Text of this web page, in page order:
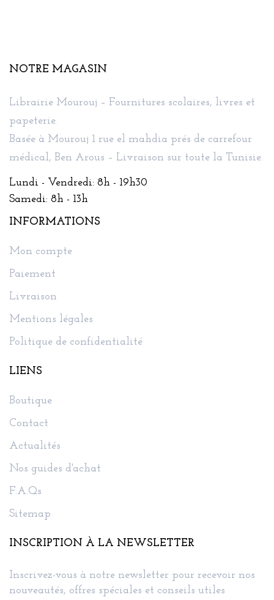
NOTRE MAGASIN
Librairie Mourouj – Fournitures scolaires, livres et
papeterie.
Basée à Mourouj 1 rue el mahdia prés de carrefour
médical, Ben Arous – Livraison sur toute la Tunisie.
Lundi - Vendredi: 8h - 19h30
Samedi: 8h - 13h
INFORMATIONS
Mon compte
Paiement
Livraison
Mentions légales
Politique de confidentialité
LIENS
Boutique
Contact
Actualités
Nos guides d'achat
F.A.Qs
Sitemap
INSCRIPTION À LA NEWSLETTER
Inscrivez-vous à notre newsletter pour recevoir nos
nouveautés, offres spéciales et conseils utiles